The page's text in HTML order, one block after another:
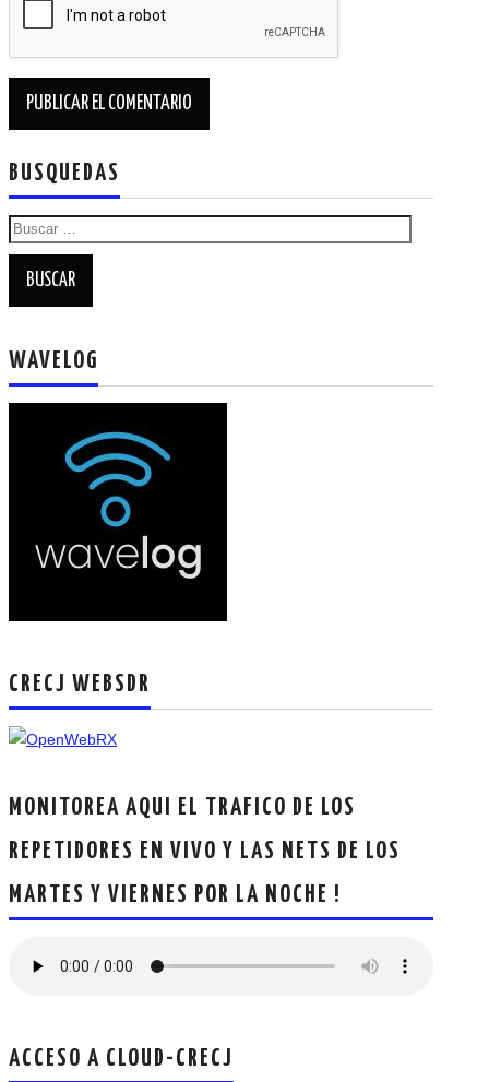
BUSQUEDAS
WAVELOG
CRECJ WEBSDR
MONITOREA AQUI EL TRAFICO DE LOS
REPETIDORES EN VIVO Y LAS NETS DE LOS
MARTES Y VIERNES POR LA NOCHE !
ACCESO A CLOUD-CRECJ